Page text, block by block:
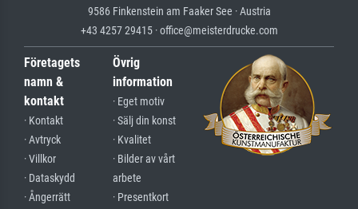
9586 Finkenstein am Faaker See · Austria
+43 4257 29415 · office@meisterdrucke.com
Företagets
namn &
kontakt
· Kontakt
· Avtryck
· Villkor
· Dataskydd
· Ångerrätt
Övrig
information
· Eget motiv
· Sälj din konst
· Kvalitet
· Bilder av vårt
arbete
· Presentkort